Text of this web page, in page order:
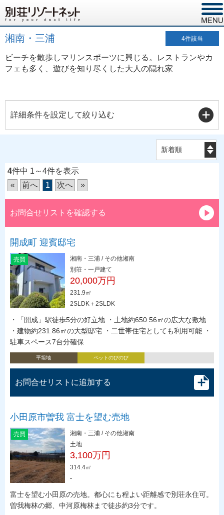
湘南・三浦 4件該当
ビーチを散歩しマリンスポーツに興じる。レストランやカ
フェも多く、遊びを知り尽くした大人の隠れ家
詳細条件を設定して絞り込む
4件中 1～4件を表示
«
前へ 1 次へ »
お問合せリストを確認する
開成町 迎賓邸宅
売買
湘南・三浦 / その他湘南
別荘・一戸建て
20,000万円
231.9㎡
2SLDK＋2SLDK
・「開成」駅徒歩5分の好立地 ・土地約650.56㎡の広大な敷地
・建物約231.86㎡の大型邸宅 ・二世帯住宅としても利用可能 ・
駐車スペース7台分確保
平坦地 ペットのびのび
お問合せリストに追加する
小田原市曽我 富士を望む売地
売買
湘南・三浦 / その他湘南
土地
3,100万円
314.4㎡
-
富士を望む小田原の売地。都心にも程よい距離感で別荘永住可。
曽我梅林の郷、中河原梅林まで徒歩約3分です。